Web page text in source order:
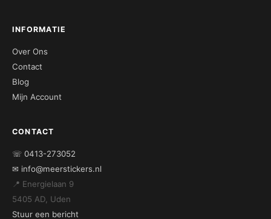
INFORMATIE
Over Ons
Contact
Blog
Mijn Account
CONTACT
☏ 0413-273052
✉ info@meerstickers.nl
📍 Energielaan 9
5405 AD, Uden
Stuur een bericht